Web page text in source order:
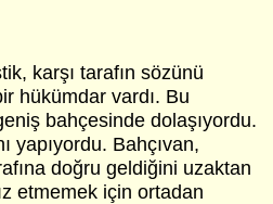
karşı tarafın sözünü
hükümdar vardı. Bu
bahçesinde dolaşıyordu.
yapıyordu. Bahçıvan,
doğru geldiğini uzaktan
etmemek için ortadan